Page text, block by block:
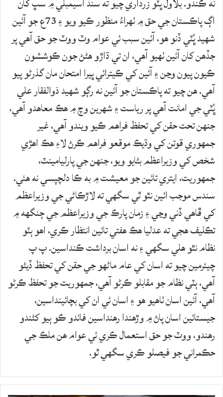
اڳ پاڪستان جي حق ۾ ٺهراءُ منظور ڪيو ويو ۽ 73ع جو آئين
شهيد ڀُٽي ڏنو هو، آئين سبب ئي عوام وٽ ووٽ جو حق آهي پر
جڏهن کان آئين ٺهيو آهي، ان تي ڌاڙو هڻڻ جون ڪوششون
ڪيون پيون وڃن ۽ آئين کي ڪيترائي ڀيرا امتحان مان گذرڻو پيو
آهي. هن چيو ته پاڪستان جو آئين نه رڳو شهيد ذوالفقار علي
ڀُٽي جي امانت آهي پر رياست ۽ شهرين وچ ۾ هڪ معاهدو آهي،
جنهن تحت حقن کي تحفظ فراهم ڪيو ويندو آهي، غير
جمهوري قوتن کي وڌيڪ موقعو فراهم ڪرڻ لاءِ هڪ اهڙي
شخص کي وزيراعظم بڻايو ويو، جنهن جي پارليامينٽ،
جمهوريت، ايتري تائين جو معيشت ۾ به ڪا دلچپسي نه هئي.
سندس موجب ائين نٿو ٿي سگهي ته لاڙڪاڻي جي وزيراعظم
کي ڦاهي ڏني وڃي ۽ زمان پارڪ جي وزيراعظم جي ڄنگهه ۾
تڪليف هجي ته عدليا هڪ هفتي تائين انتظار ڪري، اهو ٻٽو
نظام نٿو هلي سگهي ۽ نه اسان برداشت ڪنداسين. پ پ
چيئرمين چيو ته اسان کي عام ماڻهو جي حقن کي تحفظ ڏيڻو
آهي، ٻٽي نظام جو مقابلو ڪرڻو آهي، جمهوريت جو تحفظ ڪرڻو
آهي، آئين اسان ٺاهيو هو ۽ اسان ئي ان کي بچائينداسين،
جيستائين اسان پاڻ ۾ وڙهندا رهنداسين فائدو ڪو ٻيو کڻندو
رهندو، ووٽ جو حق استعمال ڪري ئي عوام هن ملڪ جي
حڪمراني جو فيصلو ڪري سگهي ٿو.